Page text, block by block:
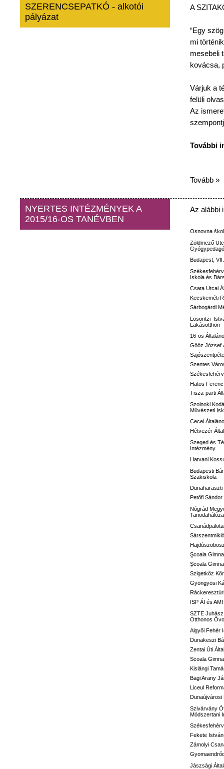
SZERENCSEPATKÓ - alkotói
pályázat
A
“Egy szög
mi történik
mesebeli
kovácsa,
Várjuk a
felüli
Az
További
Tovább »
NYERTES INTÉZMÉNYEK A
2015/16-OS TANÉVBEN
Az alábbi
Osnovna
Zöldmező
Budapest,
Iskola és
Csata Utcai
Kecskeméti
Sárbogárdi
Losontzi
Lakásotthon
16-os
Göőz József
Szentes
Hatos
Tisza-parti
Szolnoki
Művészeti
Cecei
Hétvezér
Szeged és
Intézmény
Hatvani
Budapesti
Szakiskola
Dunaharaszti
Petőfi
Nógrád
Şcoala
Școala
Szigetköz
Gyöngyösi
ISP ÁI és
SZTE
Otthonos
Algyői Fehér
Dunakeszi
Zentai Úti
Scoala
Kislángi
Bagi Arany
Liceul
Dunaújvárosi
Szivárvány
Módszertani
Fekete
Zámolyi
Jászsági